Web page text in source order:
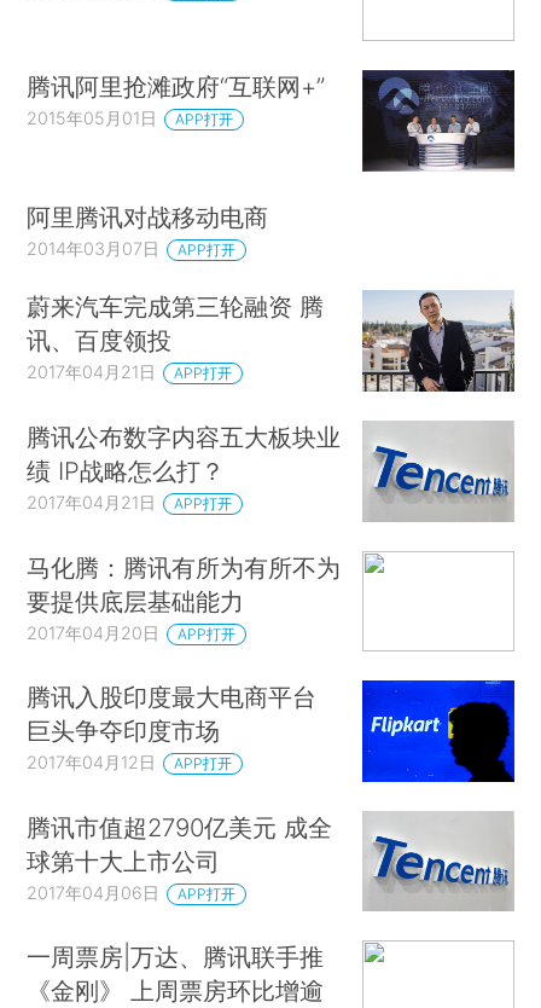
腾讯阿里抢滩政府“互联网+”
2015年05月01日 APP打开
阿里腾讯对战移动电商
2014年03月07日 APP打开
蔚来汽车完成第三轮融资 腾
讯、百度领投
2017年04月21日 APP打开
腾讯公布数字内容五大板块业
绩 IP战略怎么打？
2017年04月21日 APP打开
马化腾：腾讯有所为有所不为
要提供底层基础能力
2017年04月20日 APP打开
腾讯入股印度最大电商平台
巨头争夺印度市场
2017年04月12日 APP打开
腾讯市值超2790亿美元 成全
球第十大上市公司
2017年04月06日 APP打开
一周票房|万达、腾讯联手推
《金刚》 上周票房环比增逾